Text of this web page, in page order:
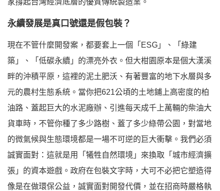
家撐起台灣經濟底層的優質傳統製造業。
永續發展是真口號還是假包裝？
現在不管什麼開發案，都要套上一個「ESG」、「綠建
築」、「低碳永續」的漂亮外衣。但大柑園原本是個大漢溪
畔的沖積平原，這裡的泥土肥沃、有著豐富的地下水層與多
元的農村生態系統。當你把621公頃的土地鋪上高密度的柏
油路、蓋起巨大的水泥廠辦、引進每天成千上萬輛的柴油大
貨車時，不管你種了多少路樹、蓋了多少綠帶公園，對當地
的微氣候與生態環境都是一場不可逆的巨大衝擊。我們必須
誠實面對：這就是用「犧牲自然環境」來換取「城市經濟擴
張」的資本遊戲。政府在包裝文字時，大可不必把它塑造得
像是在做環保公益，誠實面對開發代價，並在招商時嚴格執